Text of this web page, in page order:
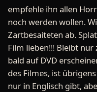
empfehle ihn allen
noch werden wollen.
Zartbesaiteten ab.
Film lieben!!! Bleibt
bald auf DVD
des Filmes, ist
nur in Englisch gibt,